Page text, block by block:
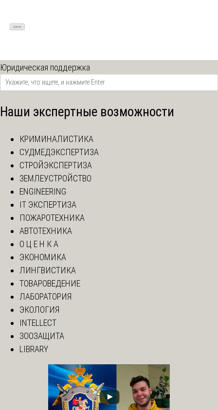
Юридическая поддержка
Наши экспертные возможности
КРИМИНАЛИСТИКА
СУДМЕДЭКСПЕРТИЗА
СТРОЙЭКСПЕРТИЗА
ЗЕМЛЕУСТРОЙСТВО
ENGINEERING
IT ЭКСПЕРТИЗА
ПОЖАРОТЕХНИКА
АВТОТЕХНИКА
О Ц Е Н К А
ЭКОНОМИКА
ЛИНГВИСТИКА
ТОВАРОВЕДЕНИЕ
ЛАБОРАТОРИЯ
ЭКОЛОГИЯ
INTELLECT
ЗООЗАЩИТА
LIBRARY